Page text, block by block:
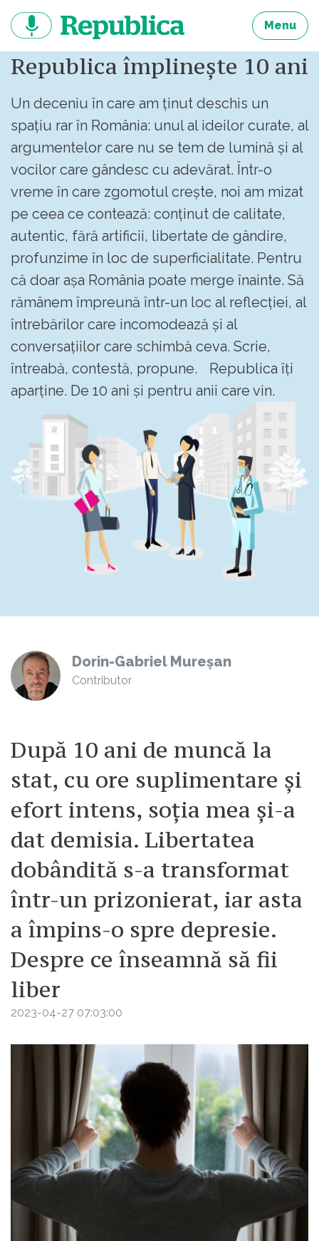
continut
Menu
Republica împlinește 10 ani
Un deceniu în care am ținut deschis un
spațiu rar în România: unul al ideilor curate, al
argumentelor care nu se tem de lumină și al
vocilor care gândesc cu adevărat. Într-o
vreme în care zgomotul crește, noi am mizat
pe ceea ce contează: conținut de calitate,
autentic, fără artificii, libertate de gândire,
profunzime în loc de superficialitate. Pentru
că doar așa România poate merge înainte. Să
rămânem împreună într-un loc al reflecției, al
întrebărilor care incomodează și al
conversațiilor care schimbă ceva. Scrie,
întreabă, contestă, propune. Republica îți
aparține. De 10 ani și pentru anii care vin.
Dorin-Gabriel Mureșan
Contributor
După 10 ani de muncă la
stat, cu ore suplimentare și
efort intens, soția mea și-a
dat demisia. Libertatea
dobândită s-a transformat
într-un prizonierat, iar asta
a împins-o spre depresie.
Despre ce înseamnă să fii
liber
2023-04-27 07:03:00